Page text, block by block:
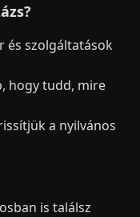
és szolgáltatások
hogy tudd, mire
a nyilvános
is találsz